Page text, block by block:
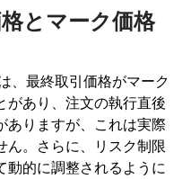
とマーク価格
、最終取引価格がマーク
があり、注文の執行直後
ありますが、これは実際
ん。さらに、リスク制限
動的に調整されるように